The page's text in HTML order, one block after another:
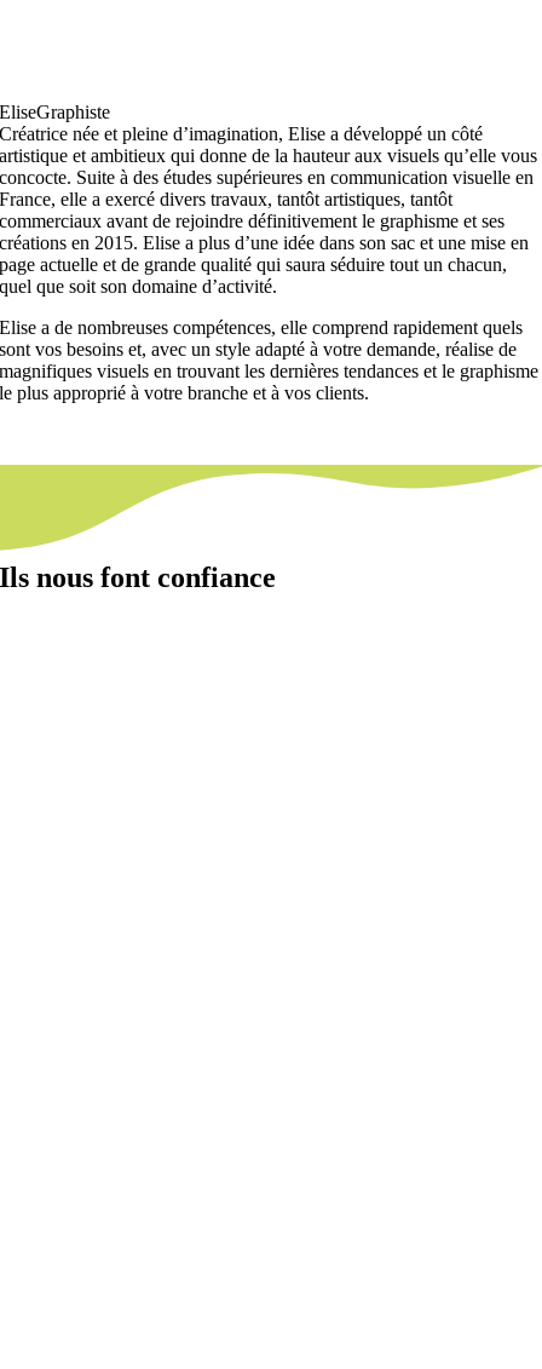
EliseGraphiste
Créatrice née et pleine d’imagination, Elise a développé un côté
artistique et ambitieux qui donne de la hauteur aux visuels qu’elle vous
concocte. Suite à des études supérieures en communication visuelle en
France, elle a exercé divers travaux, tantôt artistiques, tantôt
commerciaux avant de rejoindre définitivement le graphisme et ses
créations en 2015. Elise a plus d’une idée dans son sac et une mise en
page actuelle et de grande qualité qui saura séduire tout un chacun,
quel que soit son domaine d’activité.
Elise a de nombreuses compétences, elle comprend rapidement quels
sont vos besoins et, avec un style adapté à votre demande, réalise de
magnifiques visuels en trouvant les dernières tendances et le graphisme
le plus approprié à votre branche et à vos clients.
Ils nous font confiance